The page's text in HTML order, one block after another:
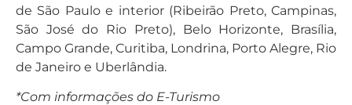
de São Paulo e interior (Ribeirão Preto, Campinas,
São José do Rio Preto), Belo Horizonte, Brasília,
Campo Grande, Curitiba, Londrina, Porto Alegre, Rio
de Janeiro e Uberlândia.
*Com informações do E-Turismo